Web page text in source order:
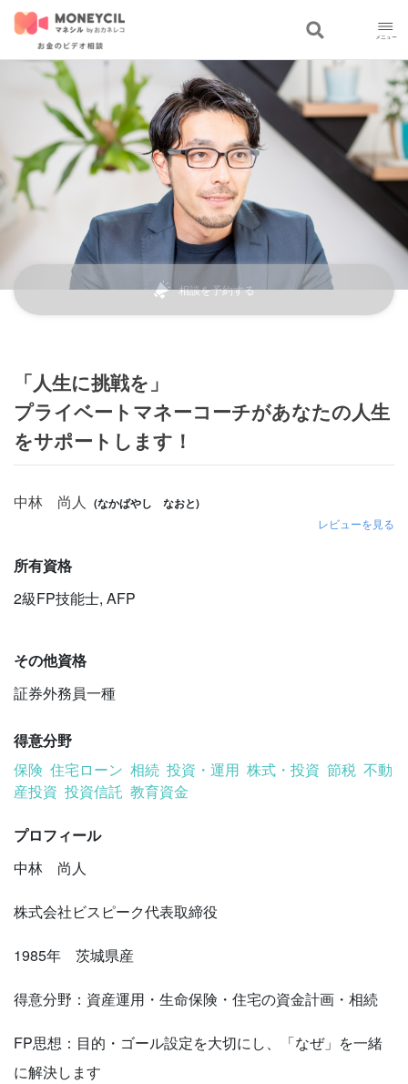
相談を予約する
「人生に挑戦を」
プライベートマネーコーチがあなたの人生
をサポートします！
中林 尚人 (なかばやし なおと)
レビューを見る
所有資格
2級FP技能士, AFP
その他資格
証券外務員一種
得意分野
保険 住宅ローン 相続 投資・運用 株式・投資 節税 不動
産投資 投資信託 教育資金
プロフィール
中林 尚人
株式会社ビスピーク代表取締役
1985年 茨城県産
得意分野：資産運用・生命保険・住宅の資金計画・相続
FP思想：目的・ゴール設定を大切にし、「なぜ」を一緒
に解決します